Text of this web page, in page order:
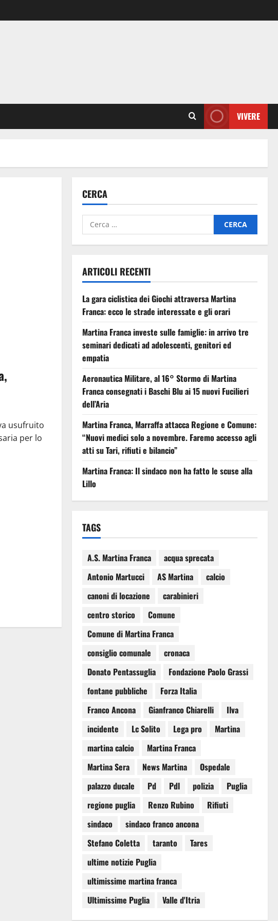
VIVERE
usufruito
per lo
CERCA
ARTICOLI RECENTI
La gara ciclistica dei Giochi attraversa Martina
Franca: ecco le strade interessate e gli orari
Martina Franca investe sulle famiglie: in arrivo tre
seminari dedicati ad adolescenti, genitori ed
empatia
Aeronautica Militare, al 16° Stormo di Martina
Franca consegnati i Baschi Blu ai 15 nuovi Fucilieri
dell’Aria
Martina Franca, Marraffa attacca Regione e Comune:
“Nuovi medici solo a novembre. Faremo accesso agli
atti su Tari, rifiuti e bilancio”
Martina Franca: Il sindaco non ha fatto le scuse alla
Lillo
TAGS
A.S. Martina Franca
acqua sprecata
Antonio Martucci
AS Martina
calcio
canoni di locazione
carabinieri
centro storico
Comune
Comune di Martina Franca
consiglio comunale
cronaca
Donato Pentassuglia
Fondazione Paolo Grassi
fontane pubbliche
Forza Italia
Franco Ancona
Gianfranco Chiarelli
Ilva
incidente
Lc Solito Lega pro
Martina
martina calcio
Martina Franca
Martina Sera
News Martina
Ospedale
palazzo ducale
Pd Pdl polizia
Puglia
regione puglia
Renzo Rubino
Rifiuti
sindaco
sindaco franco ancona
Stefano Coletta
taranto
Tares
ultime notizie Puglia
ultimissime martina franca
Ultimissime Puglia
Valle d'Itria